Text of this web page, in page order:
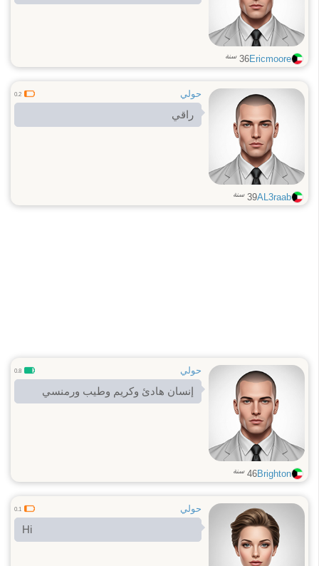
Ericmoore
36 سنة
حولي 0.2
راقي
AL3raab
39 سنة
حولي 0.8
إنسان هادئ وكريم وطيب ورمنسي
Brighton
46 سنة
حولي 0.1
Hi